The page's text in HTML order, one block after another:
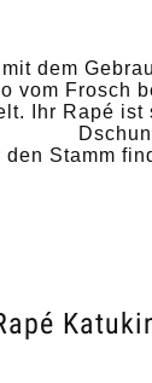
dem
vom Frosch
Ihr Rapé
Stamm